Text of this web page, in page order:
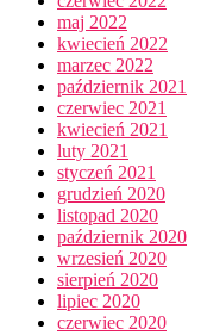
maj 2022
kwiecień 2022
marzec 2022
październik 2021
czerwiec 2021
kwiecień 2021
luty 2021
styczeń 2021
grudzień 2020
listopad 2020
październik 2020
wrzesień 2020
sierpień 2020
lipiec 2020
czerwiec 2020